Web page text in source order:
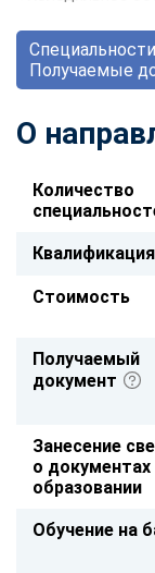
Специальности
Получаемые
О
Количество
Квалификация
Стоимость
Получаемый
документ
Занесение
о документах
образовании
Обучение на